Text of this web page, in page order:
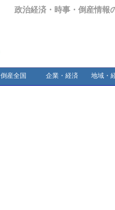
政治経済・時事・倒産情報
倒産全国 企業・経済 地域・